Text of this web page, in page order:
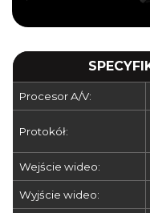
Procesor A/V:
Protokół:
Wejście wideo:
Wyjście wideo: